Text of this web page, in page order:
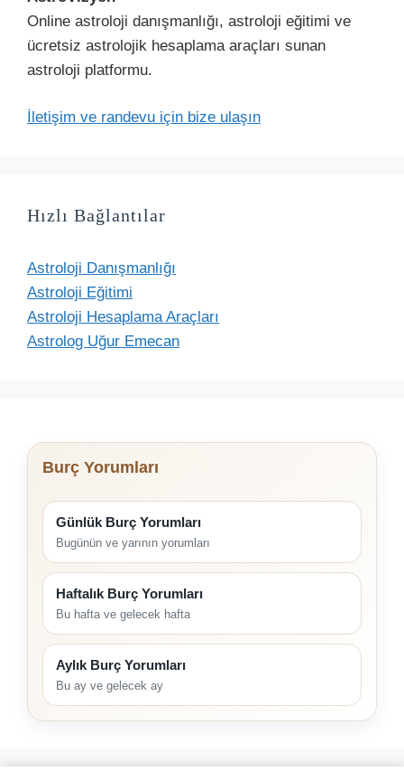
Online astroloji danışmanlığı, astroloji eğitimi ve
ücretsiz astrolojik hesaplama araçları sunan
astroloji platformu.
İletişim ve randevu için bize ulaşın
Hızlı Bağlantılar
Astroloji Danışmanlığı
Astroloji Eğitimi
Astroloji Hesaplama Araçları
Astrolog Uğur Emecan
Burç Yorumları
Günlük Burç Yorumları
Bugünün ve yarının yorumları
Haftalık Burç Yorumları
Bu hafta ve gelecek hafta
Aylık Burç Yorumları
Bu ay ve gelecek ay